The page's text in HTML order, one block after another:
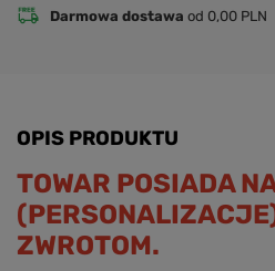
Darmowa dostawa od 0,00 PLN
OPIS PRODUKTU
TOWAR POSIADA
ZWROTOM.